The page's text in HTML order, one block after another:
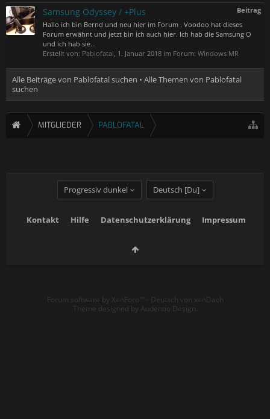
Beitrag
Samsung Odyssey / +Plus
Hallo ich bin Bernd und neu hier im Forum . Voodoo hat dieses
Forum erwähnt und jetzt bin ich auch hier. Ich hab die Samsung O
und ich hab sie...
Erstellt von: Pablofatal, 1. Januar 2018 im Forum: Windows MR
Alle Beiträge von Pablofatal suchen
Alle Themen von Pablofatal
suchen
MITGLIEDER PABLOFATAL
Progressiv dunkel Deutsch [Du]
Kontakt Hilfe Datenschutzerklärung Impressum
Forum software by XenForo™ - Deutsch von xenDach
Theme designed by Audentio Design.